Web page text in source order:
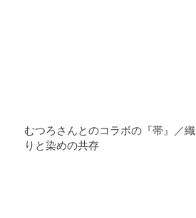
むつろさんとのコラボの『帯』／織
りと染めの共存